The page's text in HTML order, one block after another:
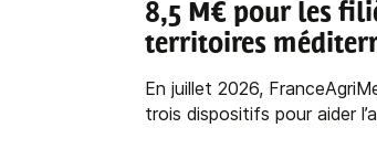
8,5 M€ pour les
territoires
En juillet 2026,
trois dispositifs pour aider